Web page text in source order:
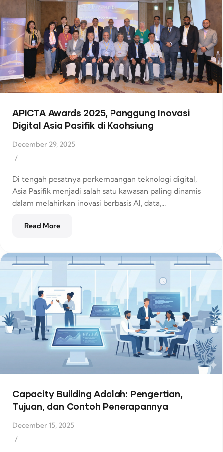
APICTA Awards 2025, Panggung Inovasi
Digital Asia Pasifik di Kaohsiung
December 29, 2025
/
Di tengah pesatnya perkembangan teknologi digital,
Asia Pasifik menjadi salah satu kawasan paling dinamis
dalam melahirkan inovasi berbasis AI, data,...
Read More
Capacity Building Adalah: Pengertian,
Tujuan, dan Contoh Penerapannya
December 15, 2025
/